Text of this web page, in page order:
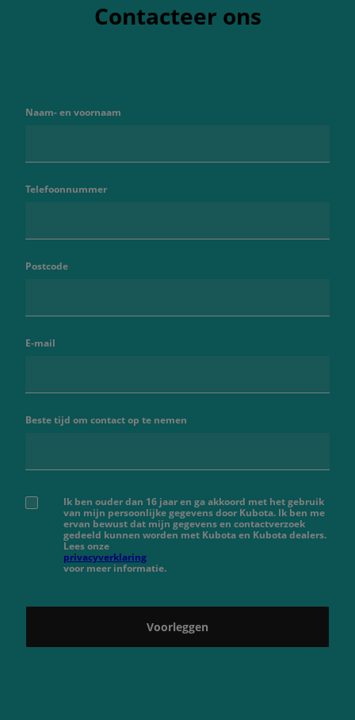
Contacteer ons
Naam- en voornaam
Telefoonnummer
Postcode
E-mail
Beste tijd om contact op te nemen
Ik ben ouder dan 16 jaar en ga akkoord met het gebruik
van mijn persoonlijke gegevens door Kubota. Ik ben me
ervan bewust dat mijn gegevens en contactverzoek
gedeeld kunnen worden met Kubota en Kubota dealers.
Lees onze
privacyverklaring
voor meer informatie.
Voorleggen